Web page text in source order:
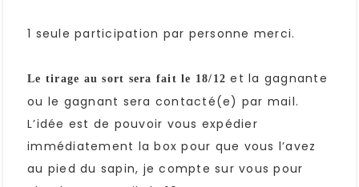
1 seule participation par personne merci.
Le tirage au sort sera fait le 18/12 et la gagnante
ou le gagnant sera contacté(e) par mail.
L’idée est de pouvoir vous expédier
immédiatement la box pour que vous l’avez
au pied du sapin, je compte sur vous pour